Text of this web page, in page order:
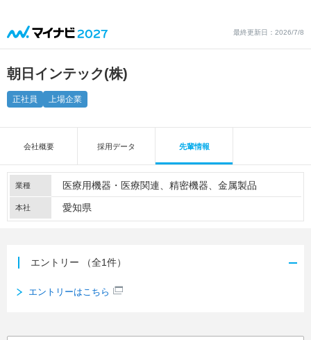
最終更新日：2026/7/8
朝日インテック(株)
正社員 上場企業
会社概要 採用データ 先輩情報
業種 医療用機器・医療関連 精密機器 金属製品
本社 愛知県
エントリー （全1件）
エントリーはこちら